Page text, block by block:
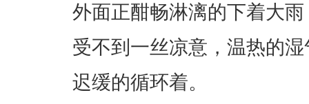
外面正酣畅淋漓的下着大
受不到一丝凉意，温热的
迟缓的循环着。